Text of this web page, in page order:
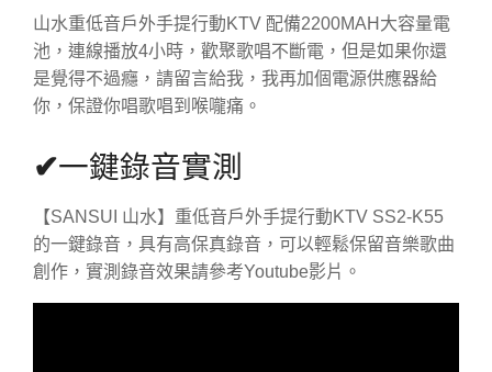
山水重低音戶外手提行動KTV 配備2200MAH大容量電
池，連線播放4小時，歡聚歌唱不斷電，但是如果你還
是覺得不過癮，請留言給我，我再加個電源供應器給
你，保證你唱歌唱到喉嚨痛。
✔一鍵錄音實測
【SANSUI 山水】重低音戶外手提行動KTV SS2-K55
的一鍵錄音，具有高保真錄音，可以輕鬆保留音樂歌曲
創作，實測錄音效果請參考Youtube影片。